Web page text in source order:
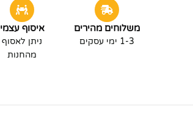
משלוחים מהירים
1-3 ימי עסקים
איסוף עצמי
ניתן לאסוף
מהחנות